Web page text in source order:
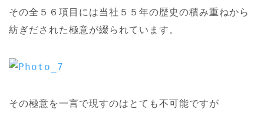
その全５６項目には当社５５年の歴史の積み重ねから
紡ぎだされた極意が綴られています。
その極意を一言で現すのはとても不可能ですが